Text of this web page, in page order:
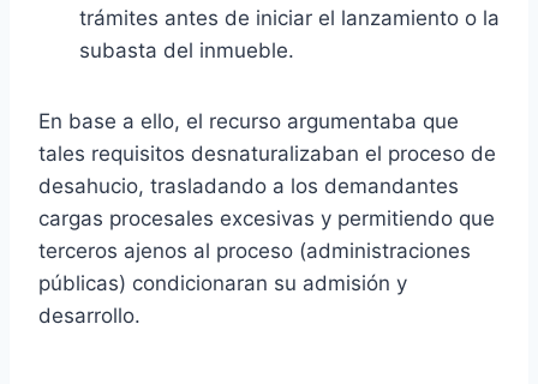
trámites antes de iniciar el lanzamiento o la
subasta del inmueble.
En base a ello, el recurso argumentaba que
tales requisitos desnaturalizaban el proceso de
desahucio, trasladando a los demandantes
cargas procesales excesivas y permitiendo que
terceros ajenos al proceso (administraciones
públicas) condicionaran su admisión y
desarrollo.